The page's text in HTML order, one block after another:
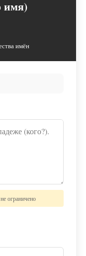
имя)
имён
ограничено